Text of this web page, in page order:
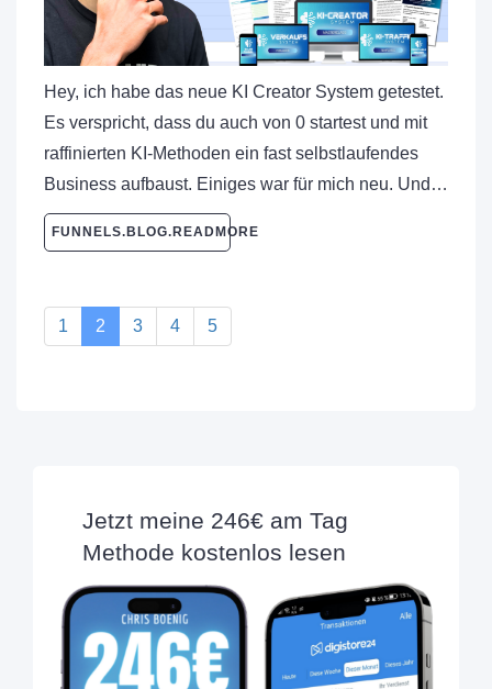
Hey, ich habe das neue KI Creator System getestet.
Es verspricht, dass du auch von 0 startest und mit
raffinierten KI-Methoden ein fast selbstlaufendes
Business aufbaust. Einiges war für mich neu. Und…
FUNNELS.BLOG.READMORE
1 2 3 4 5
Jetzt meine 246€ am Tag
Methode kostenlos lesen